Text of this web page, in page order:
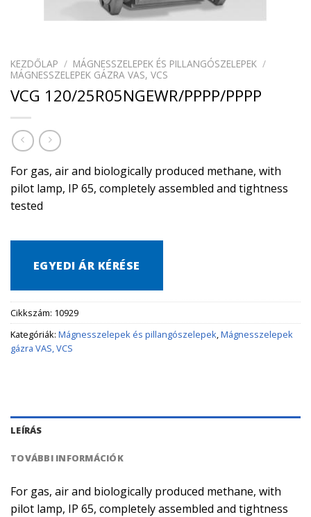
KEZDŐLAP / MÁGNESSZELEPEK ÉS PILLANGÓSZELEPEK /
MÁGNESSZELEPEK GÁZRA VAS, VCS
VCG 120/25R05NGEWR/PPPP/PPPP
For gas, air and biologically produced methane, with
pilot lamp, IP 65, completely assembled and tightness
tested
EGYEDI ÁR KÉRÉSE
Cikkszám: 10929
Kategóriák: Mágnesszelepek és pillangószelepek,Mágnesszelepek
gázra VAS, VCS
LEÍRÁS
TOVÁBBI INFORMÁCIÓK
For gas, air and biologically produced methane, with
pilot lamp, IP 65, completely assembled and tightness